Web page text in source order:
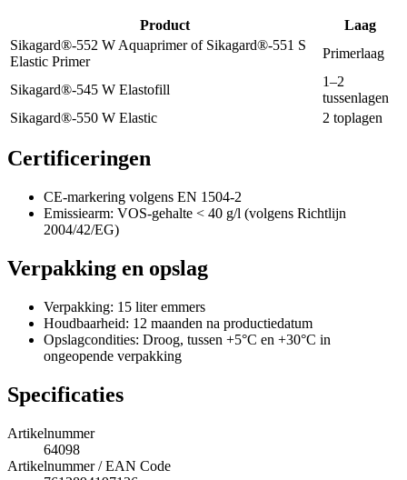
Product
Laag
Sikagard®-552 W Aquaprimer of Sikagard®-551 S
Elastic Primer
Primerlaag
Sikagard®-545 W Elastofill
1–2
tussenlagen
Sikagard®-550 W Elastic
2 toplagen
Certificeringen
CE-markering volgens EN 1504-2
Emissiearm: VOS-gehalte < 40 g/l (volgens Richtlijn
2004/42/EG)
Verpakking en opslag
Verpakking: 15 liter emmers
Houdbaarheid: 12 maanden na productiedatum
Opslagcondities: Droog, tussen +5°C en +30°C in
ongeopende verpakking
Specificaties
Artikelnummer
64098
Artikelnummer / EAN Code